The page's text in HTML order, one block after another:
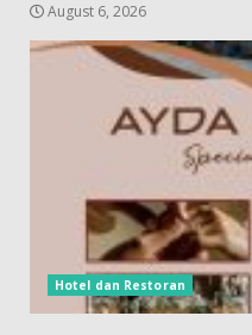
August 6, 2026
Hotel dan Restoran